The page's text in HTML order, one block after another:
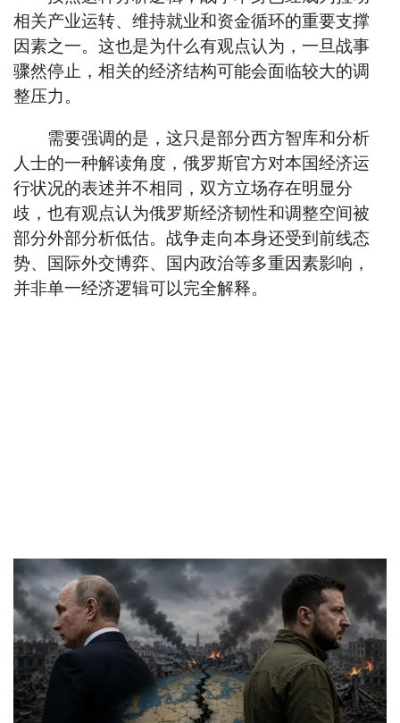
相关产业运转、维持就业和资金循环的重要支撑
因素之一。这也是为什么有观点认为，一旦战事
骤然停止，相关的经济结构可能会面临较大的调
整压力。
需要强调的是，这只是部分西方智库和分析
人士的一种解读角度，俄罗斯官方对本国经济运
行状况的表述并不相同，双方立场存在明显分
歧，也有观点认为俄罗斯经济韧性和调整空间被
部分外部分析低估。战争走向本身还受到前线态
势、国际外交博弈、国内政治等多重因素影响，
并非单一经济逻辑可以完全解释。